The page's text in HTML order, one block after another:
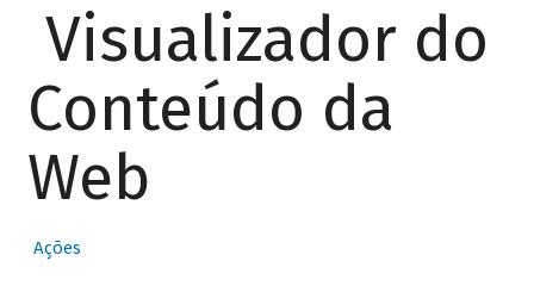
Visualizador do
Conteúdo da
Web
Ações